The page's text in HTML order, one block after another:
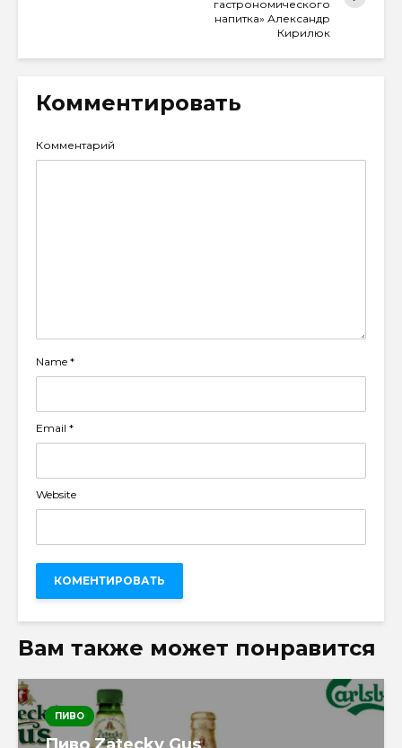
гастрономического
напитка» Александр
Кирилюк
Комментировать
Комментарий
Name *
Email *
Website
Вам также может понравится
ПИВО